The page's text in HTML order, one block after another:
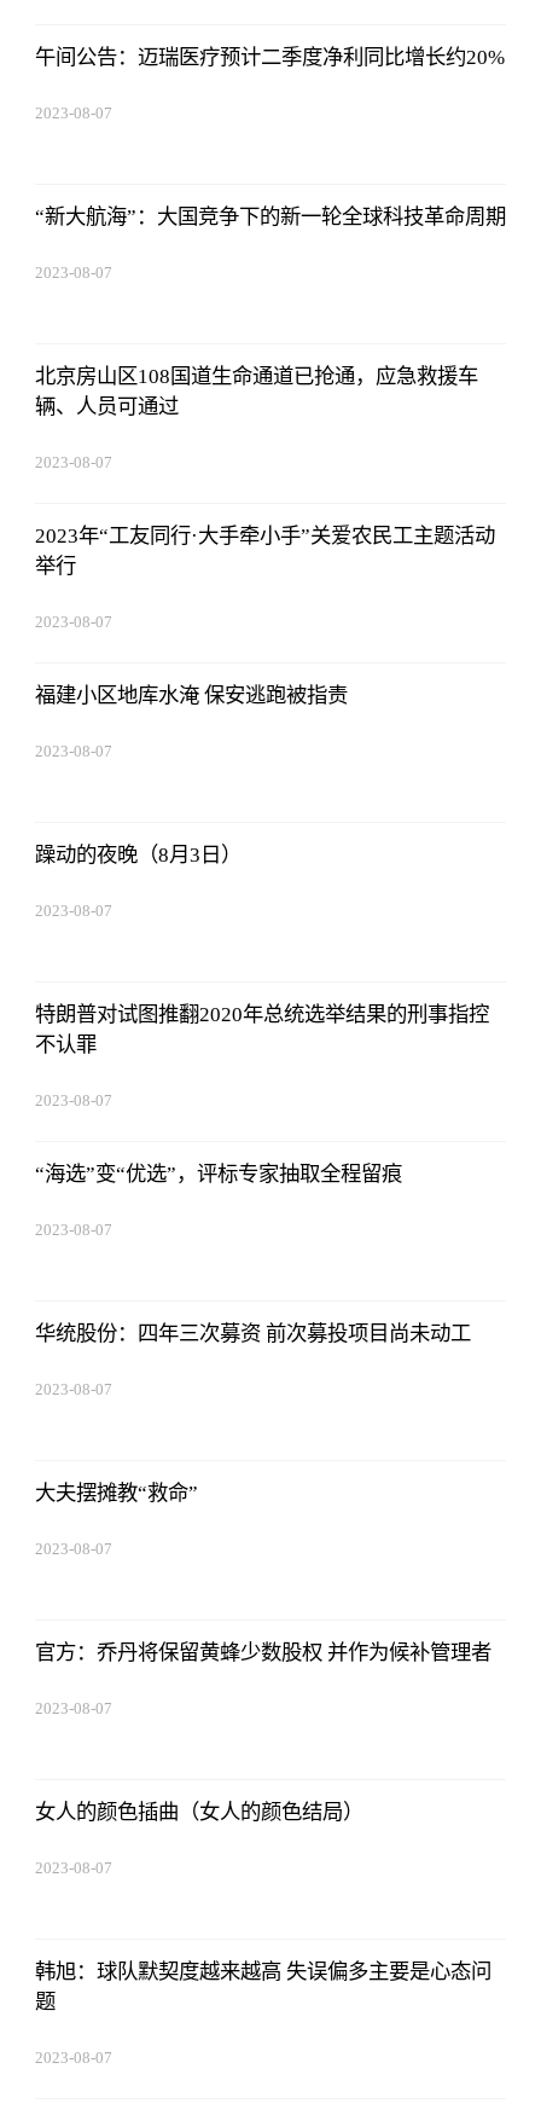
午间公告：迈瑞医疗预计二季度净利同比增长约20%
2023-08-07
“新大航海”：大国竞争下的新一轮全球科技革命周期
2023-08-07
北京房山区108国道生命通道已抢通，应急救援车
辆、人员可通过
2023-08-07
2023年“工友同行·大手牵小手”关爱农民工主题活动
举行
2023-08-07
福建小区地库水淹 保安逃跑被指责
2023-08-07
躁动的夜晚（8月3日）
2023-08-07
特朗普对试图推翻2020年总统选举结果的刑事指控
不认罪
2023-08-07
“海选”变“优选”，评标专家抽取全程留痕
2023-08-07
华统股份：四年三次募资 前次募投项目尚未动工
2023-08-07
大夫摆摊教“救命”
2023-08-07
官方：乔丹将保留黄蜂少数股权 并作为候补管理者
2023-08-07
女人的颜色插曲（女人的颜色结局）
2023-08-07
韩旭：球队默契度越来越高 失误偏多主要是心态问
题
2023-08-07